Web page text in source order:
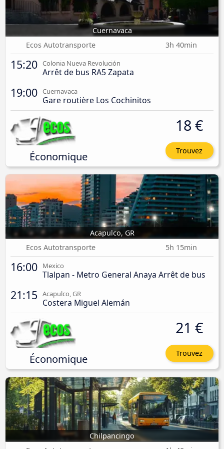
Cuernavaca
Ecos Autotransporte
3h 40min
15:20 Colonia Nueva Revolución
Arrêt de bus RA5 Zapata
19:00 Cuernavaca
Gare routière Los Cochinitos
Économique
18 €
Trouvez
Acapulco, GR
Ecos Autotransporte
5h 15min
16:00 Mexico
Tlalpan - Metro General Anaya Arrêt de bus
21:15 Acapulco, GR
Costera Miguel Alemán
Économique
21 €
Trouvez
Chilpancingo